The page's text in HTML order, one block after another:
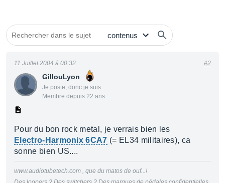
GillouLyon
Je poste, donc je suis
Membre depuis 22 ans
11 Juillet 2004 à 00:32 #2
Pour du bon rock metal, je verrais bien les
Electro-Harmonix 6CA7 (= EL34 militaires), ca
sonne bien US....
www.audiotubetech.com , que du matos de ouf...!